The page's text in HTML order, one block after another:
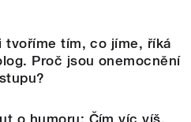
tvoříme tím, co jíme, říká
Proč jsou onemocnění